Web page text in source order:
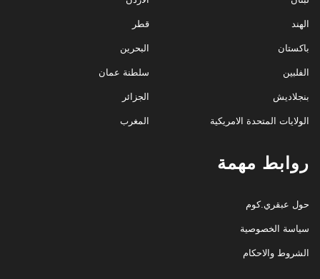
قطر
البحرين
سلطنة عمان
الجزائر
المغرب
الهند
باكستان
الفلبين
بنجلاديش
الولايات المتحدة الامريكية
روابط مهمة
حول عبقري.كوم
سياسة الخصوصية
الشروط والاحكام